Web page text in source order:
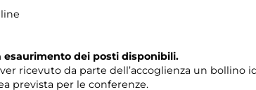
esaurimento dei posti disponibili.
ricevuto da parte dell’accoglienza un bollino
prevista per le conferenze.